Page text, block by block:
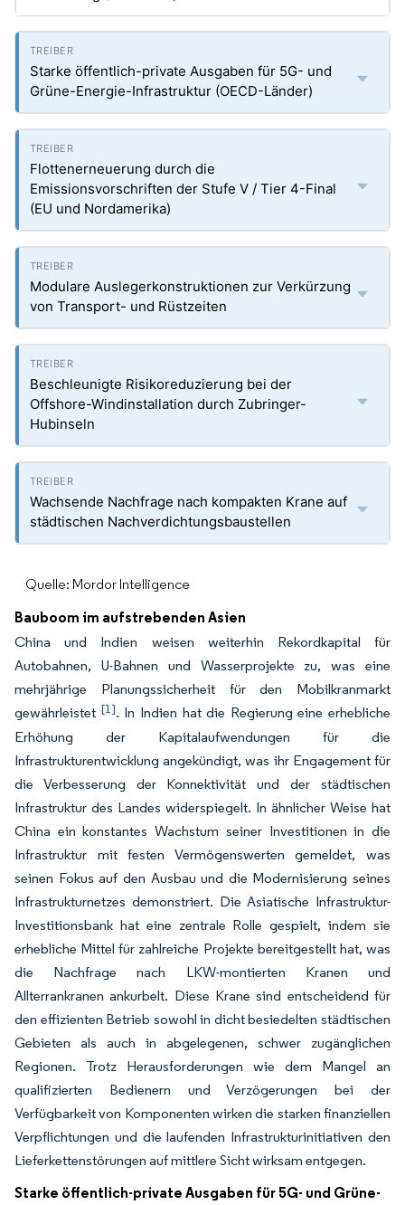
Starke öffentlich-private Ausgaben für 5G- und
Grüne-Energie-Infrastruktur (OECD-Länder)
Flottenerneuerung durch die
Emissionsvorschriften der Stufe V / Tier 4-Final
(EU und Nordamerika)
Modulare Auslegerkonstruktionen zur Verkürzung
von Transport- und Rüstzeiten
Beschleunigte Risikoreduzierung bei der
Offshore-Windinstallation durch Zubringer-
Hubinseln
Wachsende Nachfrage nach kompakten Krane auf
städtischen Nachverdichtungsbaustellen
Quelle: Mordor Intelligence
Bauboom im aufstrebenden Asien
China und Indien weisen weiterhin Rekordkapital für
Autobahnen, U-Bahnen und Wasserprojekte zu, was eine
mehrjährige Planungssicherheit für den Mobilkranmarkt
gewährleistet [1]. In Indien hat die Regierung eine erhebliche
Erhöhung der Kapitalaufwendungen für die
Infrastrukturentwicklung angekündigt, was ihr Engagement für
die Verbesserung der Konnektivität und der städtischen
Infrastruktur des Landes widerspiegelt. In ähnlicher Weise hat
China ein konstantes Wachstum seiner Investitionen in die
Infrastruktur mit festen Vermögenswerten gemeldet, was
seinen Fokus auf den Ausbau und die Modernisierung seines
Infrastrukturnetzes demonstriert. Die Asiatische Infrastruktur-
Investitionsbank hat eine zentrale Rolle gespielt, indem sie
erhebliche Mittel für zahlreiche Projekte bereitgestellt hat, was
die Nachfrage nach LKW-montierten Kranen und
Allterrankranen ankurbelt. Diese Krane sind entscheidend für
den effizienten Betrieb sowohl in dicht besiedelten städtischen
Gebieten als auch in abgelegenen, schwer zugänglichen
Regionen. Trotz Herausforderungen wie dem Mangel an
qualifizierten Bedienern und Verzögerungen bei der
Verfügbarkeit von Komponenten wirken die starken finanziellen
Verpflichtungen und die laufenden Infrastrukturinitiativen den
Lieferkettenstörungen auf mittlere Sicht wirksam entgegen.
Starke öffentlich-private Ausgaben für 5G- und Grüne-